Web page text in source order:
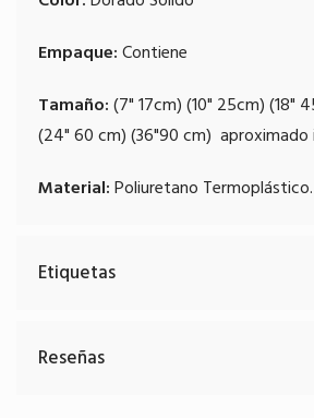
Empaque:Contiene
Tamaño:(7" 17cm) (10" 25cm) (18"
(24" 60 cm) (36"90 cm) aproximado
Material:Poliuretano Termoplástico.
Etiquetas
Reseñas